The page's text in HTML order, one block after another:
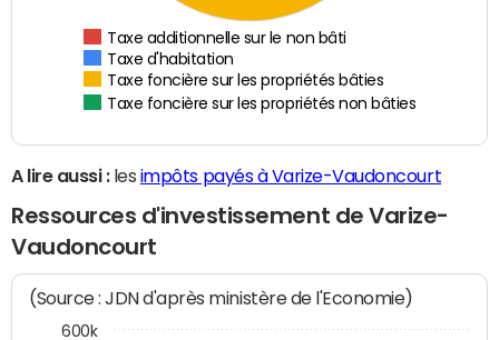
Taxe additionnelle sur le non bâti
Taxe d'habitation
Taxe foncière sur les propriétés bâties
Taxe foncière sur les propriétés non bâties
A lire aussi :les impôts payés à Varize-Vaudoncourt
Ressources d'investissement de Varize-
Vaudoncourt
(Source : JDN d'après ministère de l'Economie)
600k